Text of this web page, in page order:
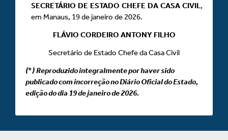
SECRETÁRIO DE ESTADO CHEFE DA CASA CIVIL,
em Manaus, 19 de janeiro de 2026.
FLÁVIO CORDEIRO ANTONY FILHO
Secretário de Estado Chefe da Casa Civil
(*)Reproduzido integralmente por haver sido
publicado com incorreção no Diário Oficial do Estado,
edição do dia 19 de janeiro de 2026.